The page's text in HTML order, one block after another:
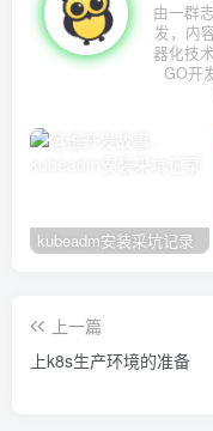
由一群
发，内
器化技
GO开
kubeadm安装采坑记录
上一篇
上k8s生产环境的准备